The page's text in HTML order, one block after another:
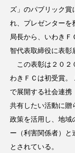
ズ」のパブリック
れ、プレゼンターを
局長から、いわき
智代表取締役に表彰
この表彰は２０２
わきＦＣは初受賞。
で展開する社会連携
共有したい活動に贈
政策を活用し、地域
ー（利害関係者）
とされている。